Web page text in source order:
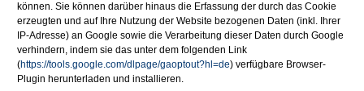
können. Sie können darüber hinaus die Erfassung der durch das Cookie
erzeugten und auf Ihre Nutzung der Website bezogenen Daten (inkl. Ihrer
IP-Adresse) an Google sowie die Verarbeitung dieser Daten durch Google
verhindern, indem sie das unter dem folgenden Link
(https://tools.google.com/dlpage/gaoptout?hl=de) verfügbare Browser-
Plugin herunterladen und installieren.